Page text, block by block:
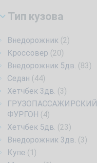
Тип кузова
Внедорожник (2)
Кроссовер (20)
Внедорожник 5дв. (83)
Седан (44)
Хетчбек 3дв. (3)
ГРУЗОПАССАЖИРСКИЙ
ФУРГОН (4)
Хетчбек 5дв. (23)
Внедорожник 3дв. (3)
Купе (1)